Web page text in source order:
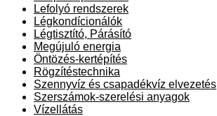
Lefolyó rendszerek
Légkondícionálók
Légtisztító, Párásító
Megújuló energia
Öntözés-kertépítés
Rögzítéstechnika
Szennyvíz és csapadékvíz elvezetés
Szerszámok-szerelési anyagok
Vízellátás